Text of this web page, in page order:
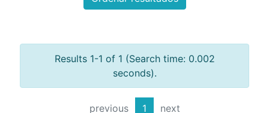
Results 1-1 of 1 (Search time: 0.002
seconds).
previous 1 next